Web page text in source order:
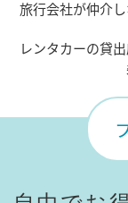
旅行会社が仲介し
レンタカーの貸出